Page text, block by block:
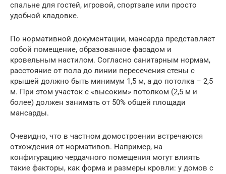
спальне для гостей, игровой, спортзале или просто
удобной кладовке.
По нормативной документации, мансарда представляет
собой помещение, образованное фасадом и
кровельным настилом. Согласно санитарным нормам,
расстояние от пола до линии пересечения стены с
крышей должно быть минимум 1,5 м, а до потолка – 2,5
м. При этом участок с «высоким» потолком (2,5 м и
более) должен занимать от 50% общей площади
мансарды.
Очевидно, что в частном домостроении встречаются
отхождения от нормативов. Например, на
конфигурацию чердачного помещения могут влиять
такие факторы, как форма и размеры кровли: у домов с